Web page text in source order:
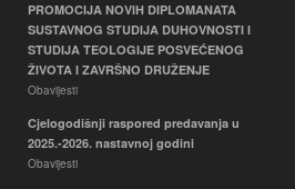
PROMOCIJA NOVIH DIPLOMANATA
SUSTAVNOG STUDIJA DUHOVNOSTI I
STUDIJA TEOLOGIJE POSVEĆENOG
ŽIVOTA I ZAVRŠNO DRUŽENJE
Obavijesti
Cjelogodišnji raspored predavanja u
2025.-2026. nastavnoj godini
Obavijesti